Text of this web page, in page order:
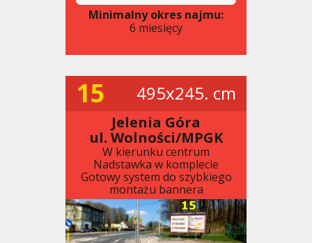
Minimalny okres najmu:
6 miesięcy
15 495x245. cm
Jelenia Góra
ul. Wolności/MPGK
W kierunku centrum
Nadstawka w komplecie
Gotowy system do szybkiego
montażu bannera